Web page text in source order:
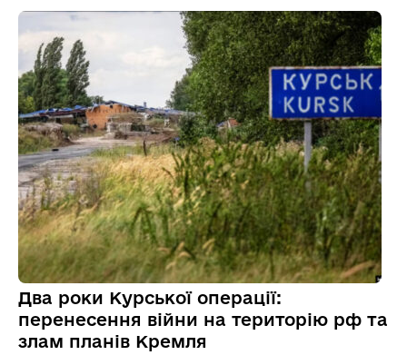
Два роки Курської операції:
перенесення війни на територію рф та
злам планів Кремля